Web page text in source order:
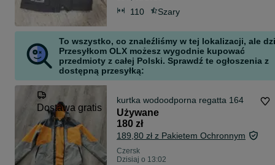
110 Szary
To wszystko, co znaleźliśmy w tej lokalizacji, ale
Przesyłkom OLX możesz wygodnie kupować
przedmioty z całej Polski. Sprawdź te ogłoszenia z
dostępną przesyłką:
Dostawa gratis
kurtka wodoodporna regatta 164
Używane
180 zł
189,80 zł z Pakietem Ochronnym
Czersk
Dzisiaj o 13:02